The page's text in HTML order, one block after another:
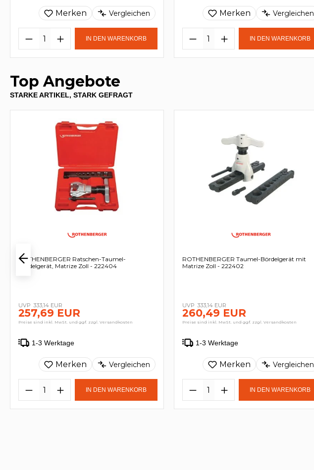
Merken Vergleichen
IN DEN WARENKORB
Merken Vergleichen
IN DEN WARENKORB
Top Angebote
STARKE ARTIKEL, STARK GEFRAGT
ROTHENBERGER Ratschen-Taumel-
Bördelgerät, Matrize Zoll - 222404
333,14 EUR
257,69 EUR
Preise sind inkl. MwSt. und ggf. zzgl. Versandkosten
1-3 Werktage
Merken Vergleichen
IN DEN WARENKORB
ROTHENBERGER Taumel-Bördelgerät mit
Matrize Zoll - 222402
333,14 EUR
260,49 EUR
Preise sind inkl. MwSt. und ggf. zzgl. Versandkosten
1-3 Werktage
Merken Vergleichen
IN DEN WARENKORB